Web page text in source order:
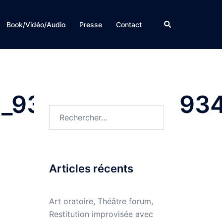
Book/Vidéo/Audio Presse Contact Rechercher
Articles récents
Art oratoire, Théâtre forum,
Restitution improvisée avec